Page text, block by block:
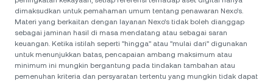
dimaksudkan untuk pemahaman umum tentang penawaran Nexo’s.
Materi yang berkaitan dengan layanan Nexo’s tidak boleh dianggap
sebagai jaminan hasil di masa mendatang atau sebagai saran
keuangan. Ketika istilah seperti "hingga" atau "mulai dari" digunakan
untuk menunjukkan batas, pencapaian ambang maksimum atau
minimum ini mungkin bergantung pada tindakan tambahan atau
pemenuhan kriteria dan persyaratan tertentu yang mungkin tidak dapat